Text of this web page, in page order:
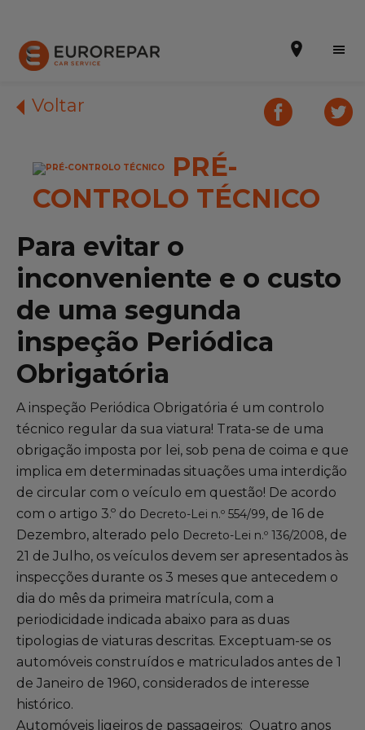
Efetuar uma marcação online
Orçamento online
A marca
Promoções
Noticias
Serviços
Gama Eurorepar
Serviço cliente
Todas as oficinas
Integrar a rede
Voltar
PRÉ-
CONTROLO TÉCNICO
Para evitar o
inconveniente e o custo
de uma segunda
inspeção Periódica
Obrigatória
A inspeção Periódica Obrigatória é um controlo
técnico regular da sua viatura! Trata-se de uma
obrigação imposta por lei, sob pena de coima e que
implica em determinadas situações uma interdição
de circular com o veículo em questão! De acordo
com o artigo 3.º do Decreto-Lei n.º 554/99, de 16 de
Dezembro, alterado pelo Decreto-Lei n.º 136/2008, de
21 de Julho, os veículos devem ser apresentados às
inspecções durante os 3 meses que antecedem o
dia do mês da primeira matrícula, com a
periodicidade indicada abaixo para as duas
tipologias de viaturas descritas. Exceptuam-se os
automóveis construídos e matriculados antes de 1
de Janeiro de 1960, considerados de interesse
histórico.
Automóveis ligeiros de passageiros: Quatro anos